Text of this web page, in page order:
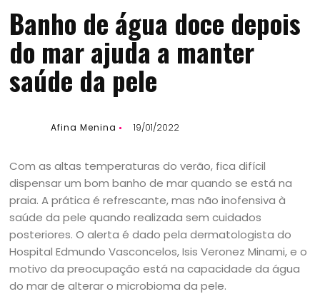
Banho de água doce depois
do mar ajuda a manter
saúde da pele
Afina Menina 19/01/2022
Com as altas temperaturas do verão, fica difícil
dispensar um bom banho de mar quando se está na
praia. A prática é refrescante, mas não inofensiva à
saúde da pele quando realizada sem cuidados
posteriores. O alerta é dado pela dermatologista do
Hospital Edmundo Vasconcelos, Isis Veronez Minami, e o
motivo da preocupação está na capacidade da água
do mar de alterar o microbioma da pele.